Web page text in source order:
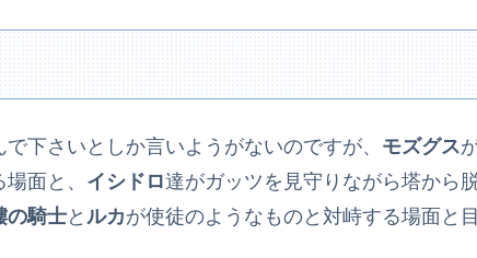
下さいとしか言いようがないのですが、 モズグス
面と、 イシドロ達がガッツを見守りながら塔から
の騎士と ルカが使徒のようなものと対峙する場面と